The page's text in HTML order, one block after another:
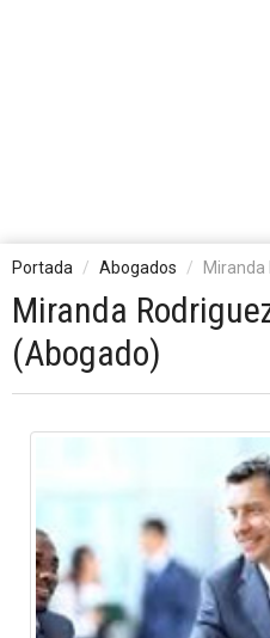
Portada Abogados Miranda
Miranda
(Abogado)